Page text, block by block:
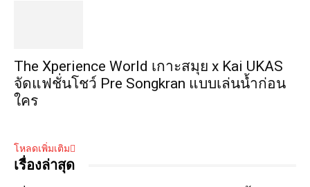
​The Xperience World เกาะสมุย x Kai UKAS
จัดแฟชั่นโชว์ Pre Songkran แบบเล่นน้ำก่อน
ใคร
โหลดเพิ่มเติม
เรื่องล่าสุด